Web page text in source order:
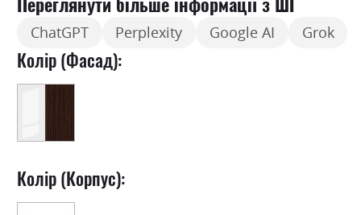
ChatGPT Perplexity Google AI Grok
Колір (Фасад):
Колір (Корпус):